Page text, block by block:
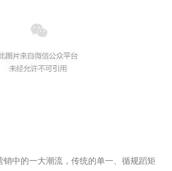
中的一大潮流，传统的单一、循规蹈矩